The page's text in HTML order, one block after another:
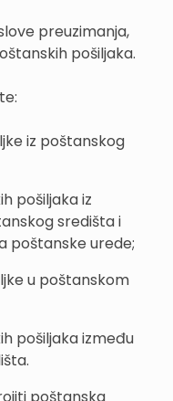
preuzimanja,
pošiljaka.
iz poštanskog
pošiljaka iz
središta i
poštanske urede;
u poštanskom
pošiljaka između